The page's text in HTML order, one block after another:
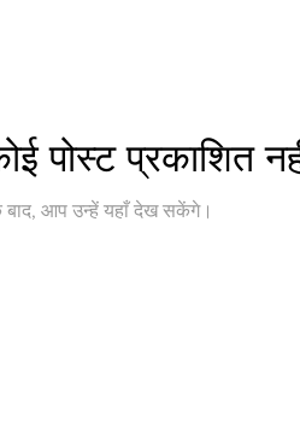
पोस्ट प्रकाशित
बाद, आप उन्हें यहाँ देख सकेंगे।